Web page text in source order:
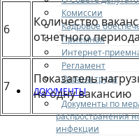
Комиссии
Кадровое
Приемная
Интернет-
Регламент
Охрана труда
ДОКУМЕНТЫ
Документы по
распространения
инфекции
6
Количество
отчетного периода
7
Показатель
на одну вакансию